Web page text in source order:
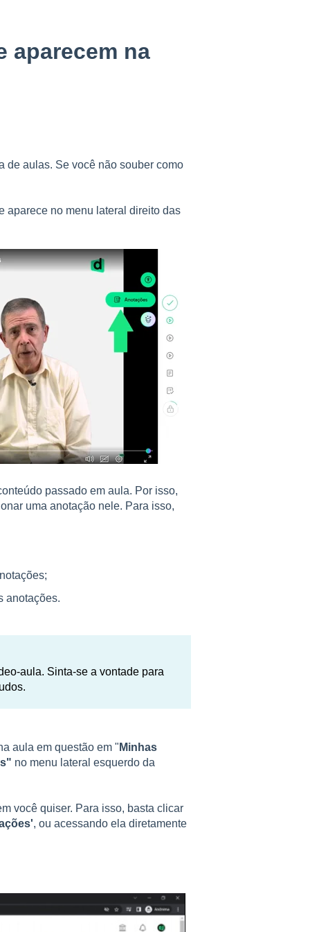
aparecem na
de aulas. Se você não souber como
aparece no menu lateral direito das
passado em aula. Por isso,
uma anotação nele. Para isso,
anotações.
aula. Sinta-se a vontade para
aula em questão em " Minhas
no menu lateral esquerdo da
você quiser. Para isso, basta clicar
, ou acessando ela diretamente